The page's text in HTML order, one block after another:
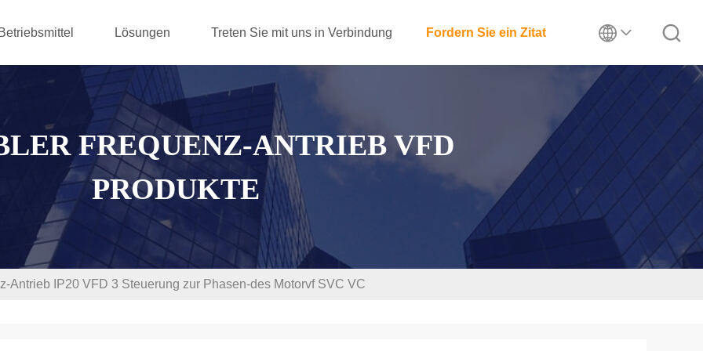
Lösungen Treten Sie mit uns in Verbindung Fordern Sie ein Zitat
FREQUENZ-ANTRIEB VFD
PRODUKTE
Antrieb IP20 VFD 3 Steuerung zur Phasen-des Motorvf SVC VC